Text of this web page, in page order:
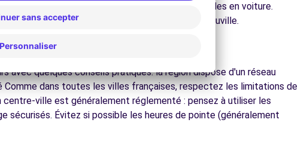
7.6 km
les sites historiques, facilement accessibles en voiture.
régionale dans les restaurants et marchés de Arnouville.
à Arnouville
avec quelques conseils pratiques. la région dispose d'un réseau
dans toutes les villes françaises, respectez les limitations de
ville est généralement réglementé : pensez à utiliser les
sécurisés. Évitez si possible les heures de pointe (généralement